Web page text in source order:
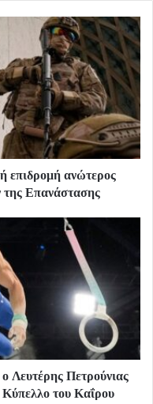
επιδρομή ανώτερος
Επανάστασης
Λευτέρης Πετρούνιας
του Καΐρου